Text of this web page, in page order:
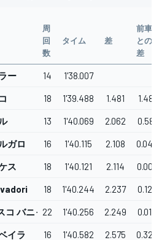
周
回
数
タイム 差
前車
との
差
ー 14 1'38.007
18 1'39.488 1.481 1.481
13 1'40.069 2.062 0.581
ガロ 16 1'40.115 2.108 0.046
ス 18 1'40.121 2.114 0.006
18 1'40.244 2.237 0.123
バニャイヤ
22 1'40.256 2.249 0.012
イラ 16 1'40.582 2.575 0.326